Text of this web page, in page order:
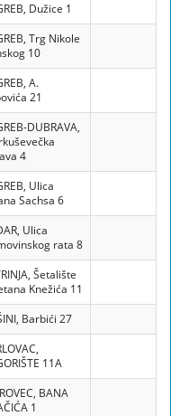
Dužice 1
Trg Nikole
10
A.
21
DUBRAVA,
4
Ulica
Sachsa 6
Ulica
rata 8
Šetalište
Knežića 11
Barbići 27
11A
BANA
1